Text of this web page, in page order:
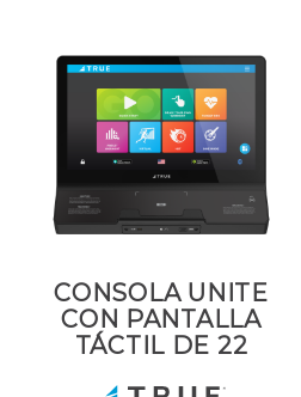
CONSOLA UNITE
CON PANTALLA
TÁCTIL DE 22